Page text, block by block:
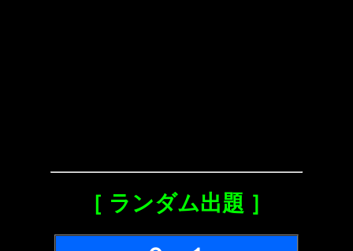
［ ランダム出題 ］